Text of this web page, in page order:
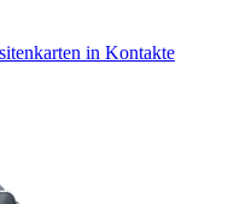
in Kontakte